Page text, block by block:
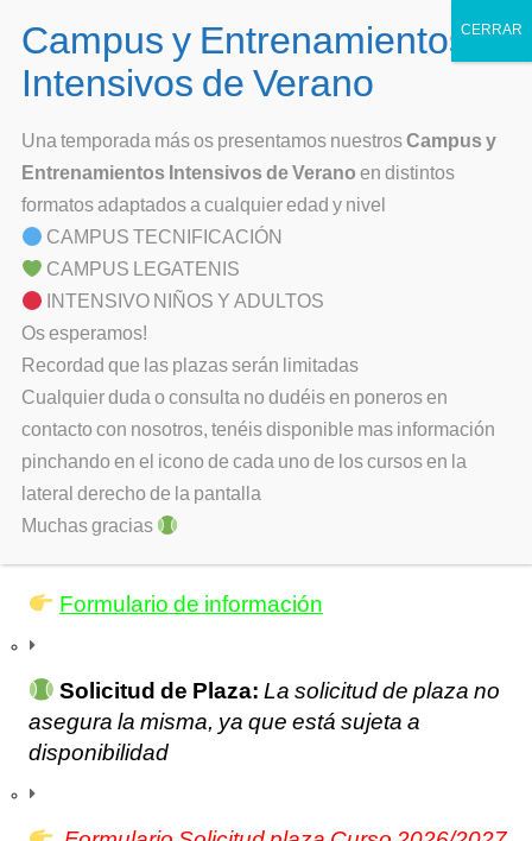
content
Club de Tenis Alborada
En Leganés desde 1989
Inicio
Club
Nuestro Club
Historia
Junta Directiva
Conócenos
INTENSIVOS Y CAMPUS VERANO 2026
Tenis Adultos
LEGATENIS Extraescolares
Escuela Perfeccionamiento
Competiciones
Competiciones Socios
Notificación de Resultados
Torneos Escuela
Socios
Estatutos y Reglamentos
Memorias
Escuela > Información e Inscripciones
Encuentra aquí todo lo necesario para unirte a
nuestra escuela. Selecciona el formulario que
necesites y nos pondremos en contacto contigo a
la brevedad.
Solicitud de Información:
dudas sobre niveles y horarios.
Formulario de información
Solicitud de Plaza: La solicitud de plaza no
asegura la misma, ya que está sujeta a
disponibilidad
Una temporada más os presentamos nuestrosCampus y
Entrenamientos Intensivos de Verano en distintos
formatos adaptados a cualquier edad y nivel
CAMPUS TECNIFICACIÓN
CAMPUS LEGATENIS
INTENSIVO NIÑOS Y ADULTOS
Os esperamos!
Recordad que las plazas serán limitadas
Cualquier duda o consulta no dudéis en poneros en
contacto con nosotros, tenéis disponible mas información
pinchando en el icono de cada uno de los cursos en la
lateral derecho de la pantalla
Muchas gracias